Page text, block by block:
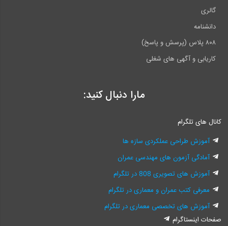
گالری
دانشنامه
۸۰۸ پلاس (پرسش و پاسخ)
کاریابی و آگهی های شغلی
مارا دنبال کنید:
کانال های تلگرام
آموزش طراحی عملکردی سازه ها
آمادگی آزمون های مهندسی عمران
آموزش های تصویری 808 در تلگرام
معرفی کتب عمران و معماری در تلگرام
آموزش های تخصصی معماری در تلگرام
صفحات اینستاگرام